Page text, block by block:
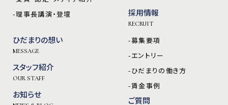
-理事長講演・登壇
ひだまりの想い
MESSAGE
スタッフ紹介
OUR STAFF
お知らせ
採用情報
RECRUIT
-募集要項
-エントリー
-ひだまりの働き方
-賃金事例
ご質問